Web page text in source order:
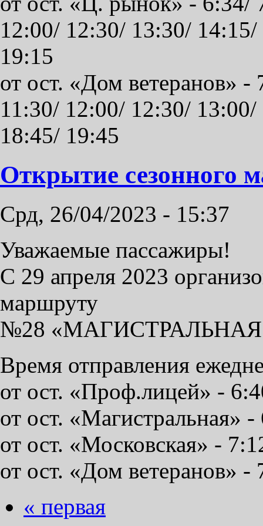
12:00/ 12:30/ 13:30/
19:15
от ост. «Дом ветеранов»
11:30/ 12:00/ 12:30/
18:45/ 19:45
Открытие сезонного
Срд, 26/04/2023 - 15:37
Уважаемые пассажиры!
С 29 апреля 2023
маршруту
№28
Время отправления
от ост. «Проф.лицей» -
от ост. «Магистральная»
от ост. «Московская» -
от ост. «Дом ветеранов»
« первая